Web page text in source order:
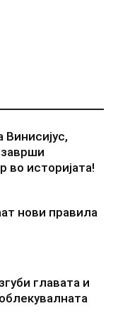
во историјата!
нови правила
главата и